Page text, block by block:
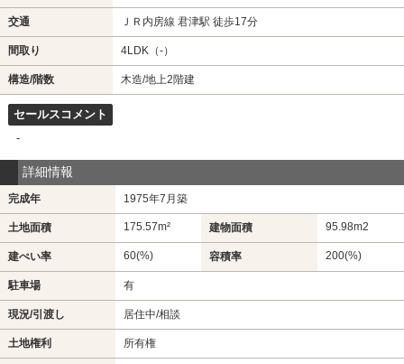
交通 ＪＲ内房線 君津駅 徒歩17分
間取り 4LDK（-）
構造/階数 木造/地上2階建
セールスコメント
-
詳細情報
完成年 1975年7月築
土地面積 175.57m² 建物面積 95.98m2
建ぺい率 60(%) 容積率 200(%)
駐車場 有
現況/引渡し 居住中/相談
土地権利 所有権